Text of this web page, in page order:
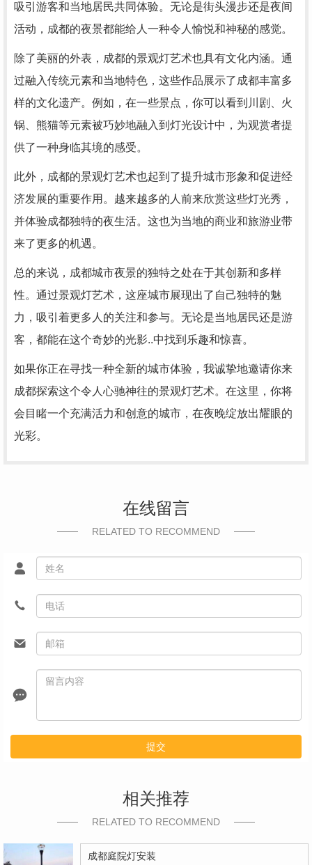
吸引游客和当地居民共同体验。无论是街头漫步还是夜间
活动，成都的夜景都能给人一种令人愉悦和神秘的感觉。
除了美丽的外表，成都的景观灯艺术也具有文化内涵。通
过融入传统元素和当地特色，这些作品展示了成都丰富多
样的文化遗产。例如，在一些景点，你可以看到川剧、火
锅、熊猫等元素被巧妙地融入到灯光设计中，为观赏者提
供了一种身临其境的感受。
此外，成都的景观灯艺术也起到了提升城市形象和促进经
济发展的重要作用。越来越多的人前来欣赏这些灯光秀，
并体验成都独特的夜生活。这也为当地的商业和旅游业带
来了更多的机遇。
总的来说，成都城市夜景的独特之处在于其创新和多样
性。通过景观灯艺术，这座城市展现出了自己独特的魅
力，吸引着更多人的关注和参与。无论是当地居民还是游
客，都能在这个奇妙的光影..中找到乐趣和惊喜。
如果你正在寻找一种全新的城市体验，我诚挚地邀请你来
成都探索这个令人心驰神往的景观灯艺术。在这里，你将
会目睹一个充满活力和创意的城市，在夜晚绽放出耀眼的
光彩。
在线留言
RELATED TO RECOMMEND
提交
相关推荐
RELATED TO RECOMMEND
成都庭院灯安装